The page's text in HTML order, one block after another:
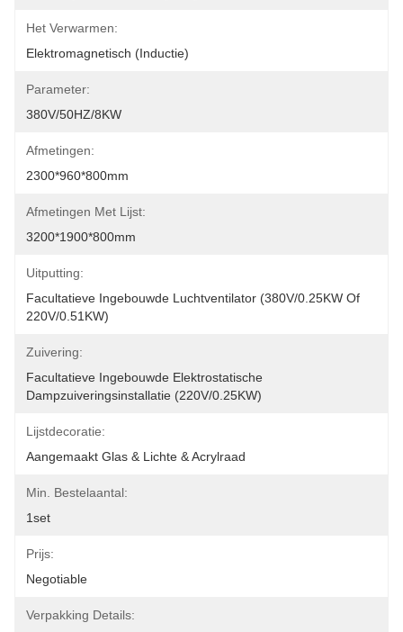
Het Verwarmen:
Elektromagnetisch (Inductie)
Parameter:
380V/50HZ/8KW
Afmetingen:
2300*960*800mm
Afmetingen Met Lijst:
3200*1900*800mm
Uitputting:
Facultatieve Ingebouwde Luchtventilator (380V/0.25KW Of
220V/0.51KW)
Zuivering:
Facultatieve Ingebouwde Elektrostatische
Dampzuiveringsinstallatie (220V/0.25KW)
Lijstdecoratie:
Aangemaakt Glas & Lichte & Acrylraad
Min. Bestelaantal:
1set
Prijs:
Negotiable
Verpakking Details: